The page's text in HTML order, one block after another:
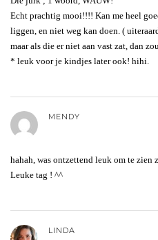
Echt prachtig mooi!!!! Kan me heel
liggen, en niet weg kan doen. (
maar als die er niet aan vast zat, dan
* leuk voor je kindjes later ook! hihi.
MENDY
hahah, was ontzettend leuk om te zien
Leuke tag ! ^^
LINDA